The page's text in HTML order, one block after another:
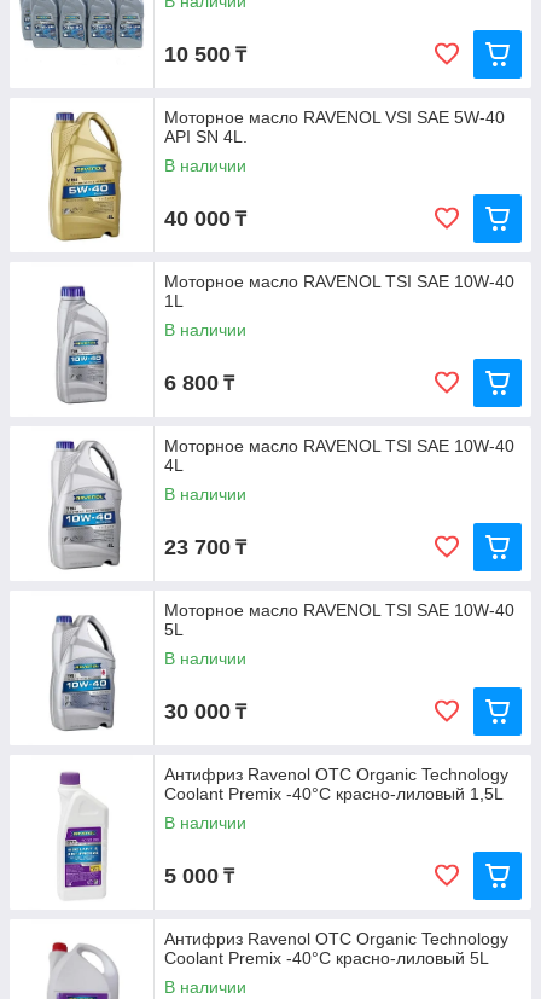
10 500 ₸
Моторное масло RAVENOL VSI SAE 5W-40
API SN 4L.
В наличии
40 000 ₸
Моторное масло RAVENOL TSI SAE 10W-40
1L
В наличии
6 800 ₸
Моторное масло RAVENOL TSI SAE 10W-40
4L
В наличии
23 700 ₸
Моторное масло RAVENOL TSI SAE 10W-40
5L
В наличии
30 000 ₸
Антифриз Ravenol OTC Organic Technology
Coolant Premix -40°C красно-лиловый 1,5L
В наличии
5 000 ₸
Антифриз Ravenol OTC Organic Technology
Coolant Premix -40°C красно-лиловый 5L
В наличии